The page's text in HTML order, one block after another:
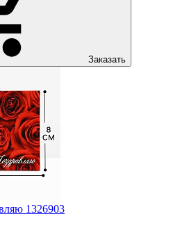
Заказать
1326903